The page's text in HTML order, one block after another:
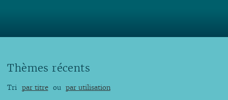
Thèmes récents
Tri par titre ou par utilisation